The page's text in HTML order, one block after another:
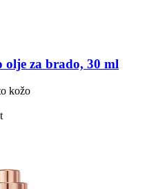
olje za brado, 30 ml
kožo